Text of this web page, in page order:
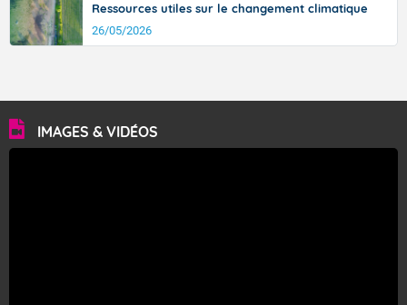
Ressources utiles sur le changement climatique
26/05/2026
IMAGES & VIDÉOS